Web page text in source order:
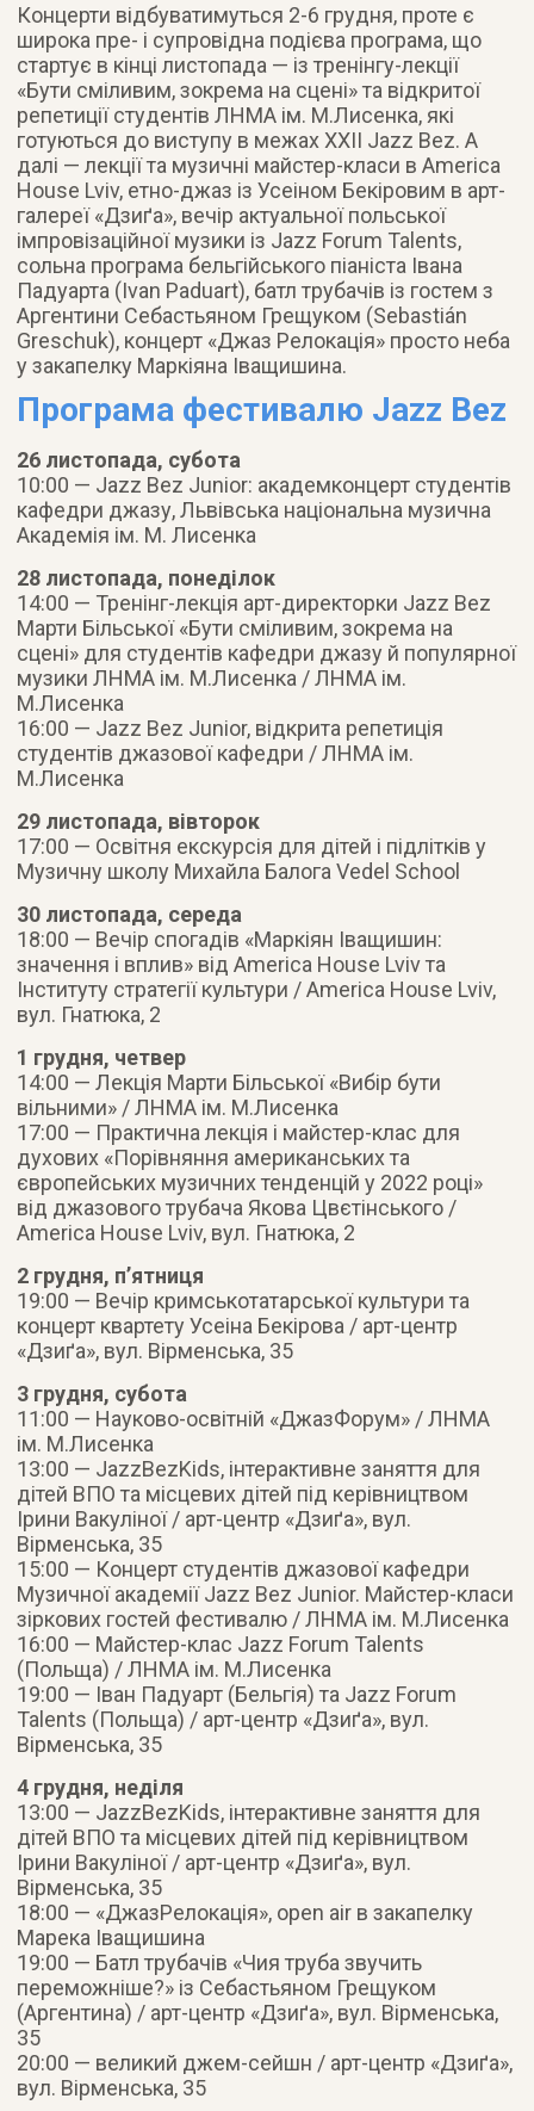
Концерти відбуватимуться 2-6 грудня, проте є
широка пре- і супровідна подієва програма, що
стартує в кінці листопада — із тренінгу-лекції
«Бути сміливим, зокрема на сцені» та відкритої
репетиції студентів ЛНМА ім. М.Лисенка, які
готуються до виступу в межах ХХІІ Jazz Bez. А
далі — лекції та музичні майстер-класи в America
House Lviv, етно-джаз із Усеіном Бекіровим в арт-
галереї «Дзиґа», вечір актуальної польської
імпровізаційної музики із Jazz Forum Talents,
сольна програма бельгійського піаніста Івана
Падуарта (Ivan Paduart), батл трубачів із гостем з
Аргентини Себастьяном Грещуком (Sebastián
Greschuk), концерт «Джаз Релокація» просто неба
у закапелку Маркіяна Іващишина.
Програма фестивалю Jazz Bez
26 листопада, субота
10:00 — Jazz Bez Junior: академконцерт студентів
кафедри джазу, Львівська національна музична
Академія ім. М. Лисенка
28 листопада, понеділок
14:00 — Тренінг-лекція арт-директорки Jazz Bez
Марти Більської «Бути сміливим, зокрема на
сцені» для студентів кафедри джазу й популярної
музики ЛНМА ім. М.Лисенка / ЛНМА ім.
М.Лисенка
16:00 — Jazz Bez Junior, відкрита репетиція
студентів джазової кафедри / ЛНМА ім.
М.Лисенка
29 листопада, вівторок
17:00 — Освітня екскурсія для дітей і підлітків у
Музичну школу Михайла Балога Vedel School
30 листопада, середа
18:00 — Вечір спогадів «Маркіян Іващишин:
значення і вплив» від America House Lviv та
Інституту стратегії культури / America House Lviv,
вул. Гнатюка, 2
1 грудня, четвер
14:00 — Лекція Марти Більської «Вибір бути
вільними» / ЛНМА ім. М.Лисенка
17:00 — Практична лекція і майстер-клас для
духових «Порівняння американських та
європейських музичних тенденцій у 2022 році»
від джазового трубача Якова Цвєтінського /
America House Lviv, вул. Гнатюка, 2
2 грудня, п’ятниця
19:00 — Вечір кримськотатарської культури та
концерт квартету Усеіна Бекірова / арт-центр
«Дзиґа», вул. Вірменська, 35
3 грудня, субота
11:00 — Науково-освітній «ДжазФорум» / ЛНМА
ім. М.Лисенка
13:00 — JazzBezKids, інтерактивне заняття для
дітей ВПО та місцевих дітей під керівництвом
Ірини Вакуліної / арт-центр «Дзиґа», вул.
Вірменська, 35
15:00 — Концерт студентів джазової кафедри
Музичної академії Jazz Bez Junior. Майстер-класи
зіркових гостей фестивалю / ЛНМА ім. М.Лисенка
16:00 — Майстер-клас Jazz Forum Talents
(Польща) / ЛНМА ім. М.Лисенка
19:00 — Іван Падуарт (Бельгія) та Jazz Forum
Talents (Польща) / арт-центр «Дзиґа», вул.
Вірменська, 35
4 грудня, неділя
13:00 — JazzBezKids, інтерактивне заняття для
дітей ВПО та місцевих дітей під керівництвом
Ірини Вакуліної / арт-центр «Дзиґа», вул.
Вірменська, 35
18:00 — «ДжазРелокація», open air в закапелку
Марека Іващишина
19:00 — Батл трубачів «Чия труба звучить
переможніше?» із Себастьяном Грещуком
(Аргентина) / арт-центр «Дзиґа», вул. Вірменська,
35
20:00 — великий джем-сейшн / арт-центр «Дзиґа»,
вул. Вірменська, 35